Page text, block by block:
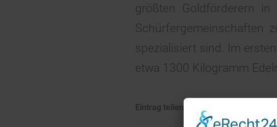
größten Goldförderern
Schürfergemeinschaften
spezialisiert sind. Im
etwa 1300 Kilogramm
Eintrag teilen